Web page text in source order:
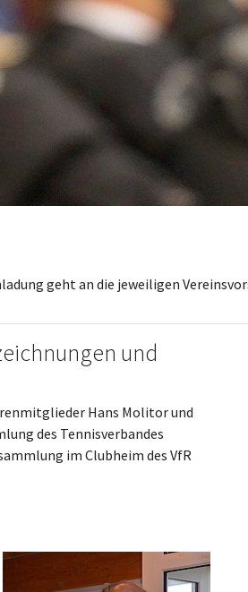
geht an die jeweiligen
und
Hans Molitor und
des Tennisverbandes
im Clubheim des VfR